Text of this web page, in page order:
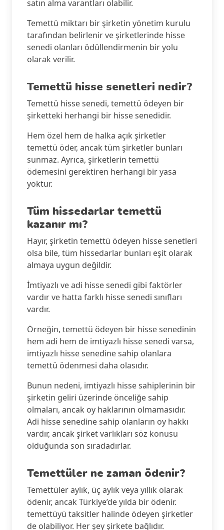
satın alma varantları olabilir.
Temettü miktarı bir şirketin yönetim kurulu
tarafından belirlenir ve şirketlerinde hisse
senedi olanları ödüllendirmenin bir yolu
olarak verilir.
Temettü hisse senetleri nedir?
Temettü hisse senedi, temettü ödeyen bir
şirketteki herhangi bir hisse senedidir.
Hem özel hem de halka açık şirketler
temettü öder, ancak tüm şirketler bunları
sunmaz. Ayrıca, şirketlerin temettü
ödemesini gerektiren herhangi bir yasa
yoktur.
Tüm hissedarlar temettü
kazanır mı?
Hayır, şirketin temettü ödeyen hisse senetleri
olsa bile, tüm hissedarlar bunları eşit olarak
almaya uygun değildir.
İmtiyazlı ve adi hisse senedi gibi faktörler
vardır ve hatta farklı hisse senedi sınıfları
vardır.
Örneğin, temettü ödeyen bir hisse senedinin
hem adi hem de imtiyazlı hisse senedi varsa,
imtiyazlı hisse senedine sahip olanlara
temettü ödenmesi daha olasıdır.
Bunun nedeni, imtiyazlı hisse sahiplerinin bir
şirketin geliri üzerinde önceliğe sahip
olmaları, ancak oy haklarının olmamasıdır.
Adi hisse senedine sahip olanların oy hakkı
vardır, ancak şirket varlıkları söz konusu
olduğunda son sıradadırlar.
Temettüler ne zaman ödenir?
Temettüler aylık, üç aylık veya yıllık olarak
ödenir, ancak Türkiye’de yılda bir ödenir.
temettüyü taksitler halinde ödeyen şirketler
de olabiliyor. Her şey şirkete bağlıdır.